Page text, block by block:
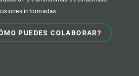
informadas.
PUEDES COLABORAR?